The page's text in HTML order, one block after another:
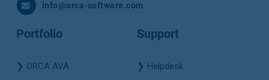
info@orca-software.com
Portfolio
❯ ORCA AVA
Support
❯ Helpdesk